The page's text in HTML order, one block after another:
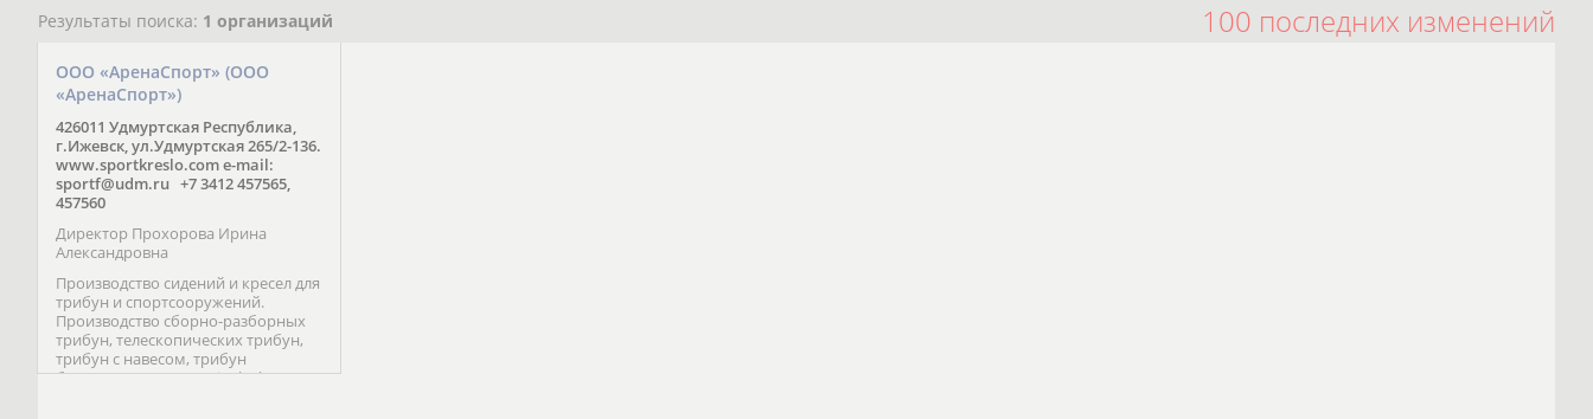
Результаты поиска: 1 организаций 100 последних изменений
ООО «АренаСпорт» (ООО
«АренаСпорт»)
426011 Удмуртская Республика,
г.Ижевск, ул.Удмуртская 265/2-136.
www.sportkreslo.com e-mail:
sportf@udm.ru +7 3412 457565,
457560
Директор Прохорова Ирина
Александровна
Производство сидений и кресел для
трибун и спортсооружений.
Производство сборно-разборных
трибун, телескопических трибун,
трибун с навесом, трибун
быстровозводимых (ringlock